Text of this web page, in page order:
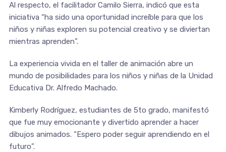
Al respecto, el facilitador Camilo Sierra, indicó que esta
iniciativa “ha sido una oportunidad increíble para que los
niños y niñas exploren su potencial creativo y se diviertan
mientras aprenden”.
La experiencia vivida en el taller de animación abre un
mundo de posibilidades para los niños y niñas de la Unidad
Educativa Dr. Alfredo Machado.
Kimberly Rodríguez, estudiantes de 5to grado, manifestó
que fue muy emocionante y divertido aprender a hacer
dibujos animados. “Espero poder seguir aprendiendo en el
futuro”.